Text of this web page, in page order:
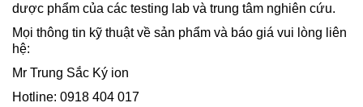
dược phẩm của các testing lab và trung tâm nghiên cứu.
Mọi thông tin kỹ thuật về sản phẩm và báo giá vui lòng liên
hệ:
Mr Trung Sắc Ký ion
Hotline: 0918 404 017